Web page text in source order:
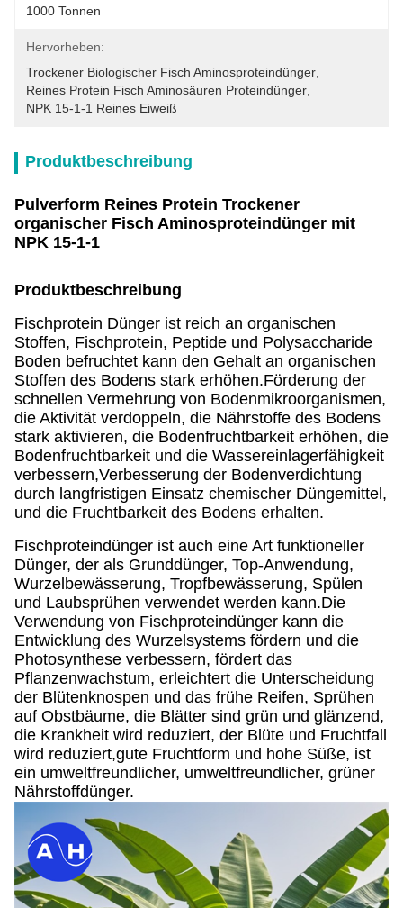
1000 Tonnen
Hervorheben:
Trockener Biologischer Fisch Aminosproteindünger
Reines Protein Fisch Aminosäuren Proteindünger
NPK 15-1-1 Reines Eiweiß
Produktbeschreibung
Pulverform Reines Protein Trockener
organischer Fisch Aminosproteindünger mit
NPK 15-1-1
Produktbeschreibung
Fischprotein Dünger ist reich an organischen
Stoffen, Fischprotein, Peptide und Polysaccharide
Boden befruchtet kann den Gehalt an organischen
Stoffen des Bodens stark erhöhen.Förderung der
schnellen Vermehrung von Bodenmikroorganismen,
die Aktivität verdoppeln, die Nährstoffe des Bodens
stark aktivieren, die Bodenfruchtbarkeit erhöhen, die
Bodenfruchtbarkeit und die Wassereinlagerfähigkeit
verbessern,Verbesserung der Bodenverdichtung
durch langfristigen Einsatz chemischer Düngemittel,
und die Fruchtbarkeit des Bodens erhalten.
Fischproteindünger ist auch eine Art funktioneller
Dünger, der als Grunddünger, Top-Anwendung,
Wurzelbewässerung, Tropfbewässerung, Spülen
und Laubsprühen verwendet werden kann.Die
Verwendung von Fischproteindünger kann die
Entwicklung des Wurzelsystems fördern und die
Photosynthese verbessern, fördert das
Pflanzenwachstum, erleichtert die Unterscheidung
der Blütenknospen und das frühe Reifen, Sprühen
auf Obstbäume, die Blätter sind grün und glänzend,
die Krankheit wird reduziert, der Blüte und Fruchtfall
wird reduziert,gute Fruchtform und hohe Süße, ist
ein umweltfreundlicher, umweltfreundlicher, grüner
Nährstoffdünger.